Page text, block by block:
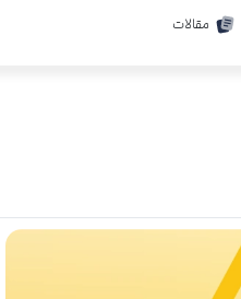
مقالات